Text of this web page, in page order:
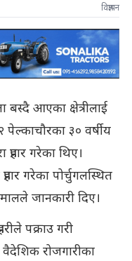
विज्ञापन
बस्दै आएका क्षेत्रीलाई
३० वर्षीय
गरेका थिए।
गरेका पोर्चुगलस्थित
जानकारी दिए।
पक्राउ गरी
रोजगारीका